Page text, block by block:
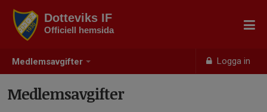
Medlemsavgifter Logga in
Dotteviks IF
Officiell hemsida
Medlemsavgifter